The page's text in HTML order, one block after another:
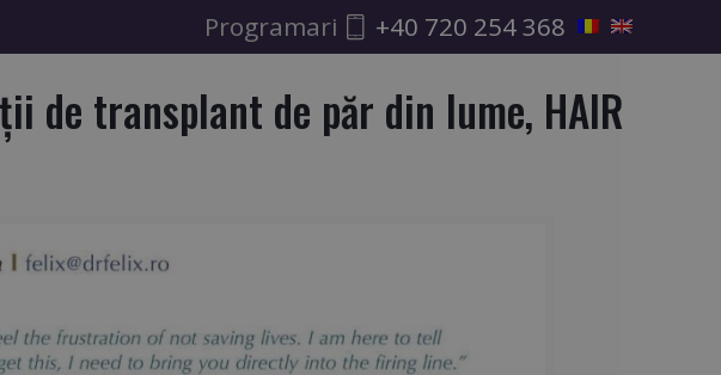
Programari +40 720 254 368
de transplant de păr din lume, HAIR